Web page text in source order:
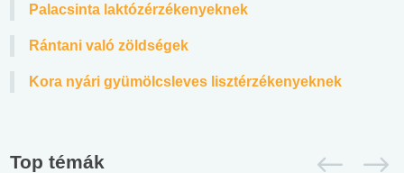
Palacsinta laktózérzékenyeknek
Rántani való zöldségek
Kora nyári gyümölcsleves lisztérzékenyeknek
Top témák